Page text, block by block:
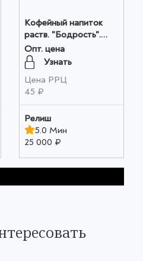
Кофейный напиток
раств. "Бодрость".
ГОСТ цв. пл.. 100гр.
оптом
Опт. цена
Узнать
Цена РРЦ
45 ₽
Релиш
5.0 Мин
25 000 ₽